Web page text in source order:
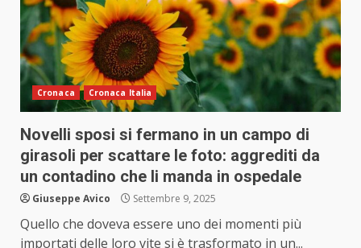
Cronaca Cronaca Italia
Novelli sposi si fermano in un campo di
girasoli per scattare le foto: aggrediti da
un contadino che li manda in ospedale
Giuseppe Avico Settembre 9, 2025
Quello che doveva essere uno dei momenti più
importati delle loro vite si è trasformato in un...